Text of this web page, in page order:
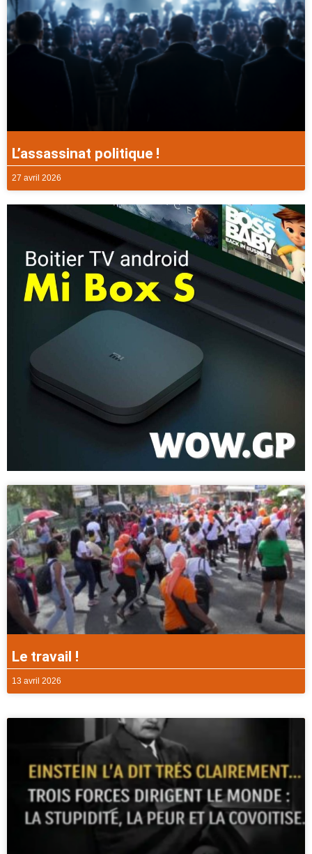
L’assassinat politique !
27 avril 2026
Le travail !
13 avril 2026